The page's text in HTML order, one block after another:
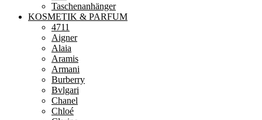
Taschenanhänger
KOSMETIK & PARFUM
4711
Aigner
Alaia
Aramis
Armani
Burberry
Bvlgari
Chanel
Chloé